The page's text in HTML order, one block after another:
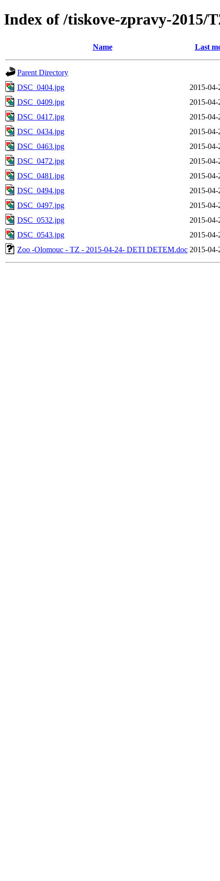
Index of /tiskove-zpravy-2015/
Name Last
Parent Directory
DSC_0404.jpg
2015-
DSC_0409.jpg
2015-
DSC_0417.jpg
2015-
DSC_0434.jpg
2015-
DSC_0463.jpg
2015-
DSC_0472.jpg
2015-
DSC_0481.jpg
2015-
DSC_0494.jpg
2015-
DSC_0497.jpg
2015-
DSC_0532.jpg
2015-
DSC_0543.jpg
2015-
Zoo -Olomouc - TZ - 2015-04-24- DETI DETEM.doc 2015-